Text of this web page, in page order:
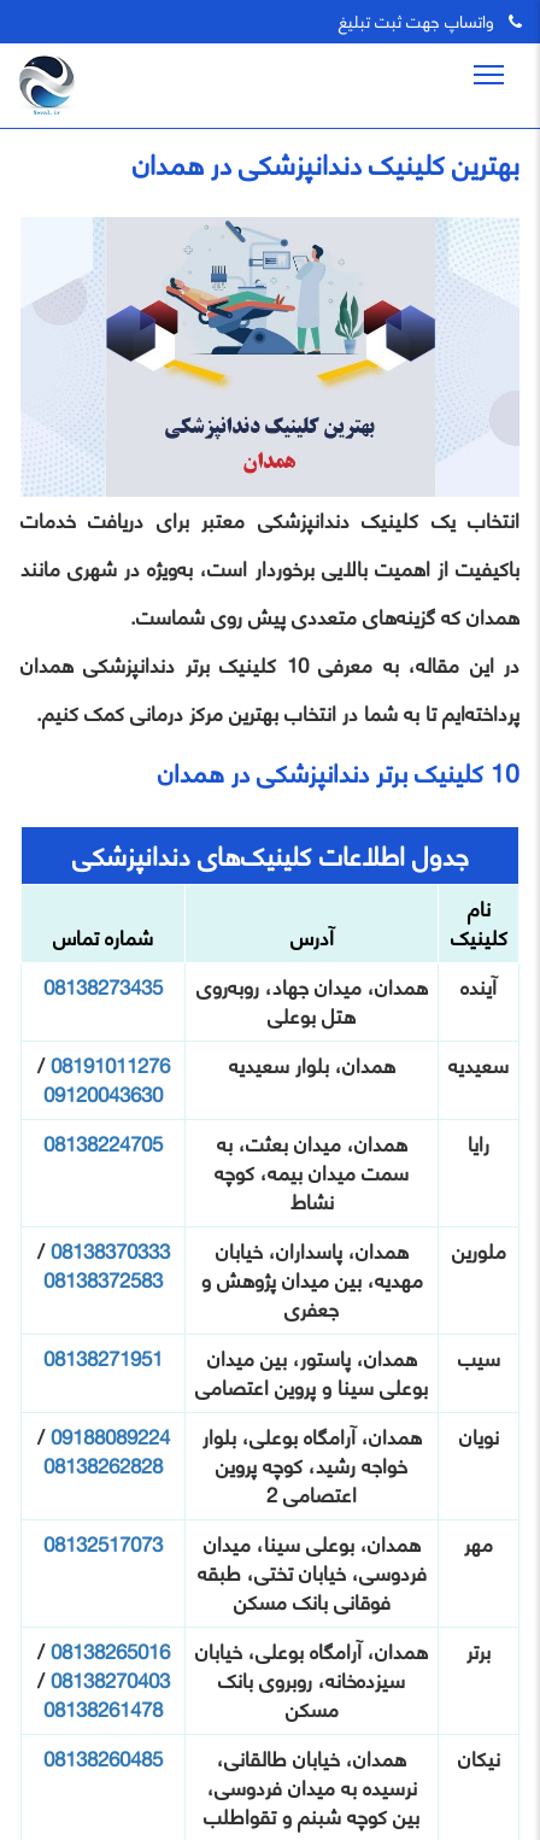
واتساپ جهت ثبت تبلیغ
بهترین کلینیک دندانپزشکی در همدان
انتخاب یک کلینیک دندانپزشکی معتبر برای دریافت خدمات
باکیفیت از اهمیت بالایی برخوردار است، به‌ویژه در شهری مانند
همدان که گزینه‌های متعددی پیش روی شماست.
در این مقاله، به معرفی 10 کلینیک برتر دندانپزشکی همدان
پرداخته‌ایم تا به شما در انتخاب بهترین مرکز درمانی کمک کنیم.
10 کلینیک برتر دندانپزشکی در همدان
جدول اطلاعات کلینیک‌های دندانپزشکی
نام
کلینیک آدرس
شماره تماس
آینده
همدان، میدان جهاد، روبه‌روی
هتل بوعلی
08138273435
سعیدیه
همدان، بلوار سعیدیه 08191011276
/
09120043630
رایا
همدان، میدان بعثت، به
سمت میدان بیمه، کوچه
نشاط
08138224705
ملورین همدان، پاسداران، خیابان
مهدیه، بین میدان پژوهش و
جعفری
08138370333
/
08138372583
سیب
همدان، پاستور، بین میدان
بوعلی سینا و پروین اعتصامی
08138271951
نویان
همدان، آرامگاه بوعلی، بلوار
خواجه رشید، کوچه پروین
اعتصامی 2
09188089224
/
08138262828
مهر
همدان، بوعلی سینا، میدان
فردوسی، خیابان تختی، طبقه
فوقانی بانک مسکن
08132517073
برتر همدان، آرامگاه بوعلی، خیابان
سیزده‌خانه، روبروی بانک
مسکن
08138265016
/
08138270403
/
08138261478
نیکان
همدان، خیابان طالقانی،
نرسیده به میدان فردوسی،
بین کوچه شبنم و تقواطلب
08138260485